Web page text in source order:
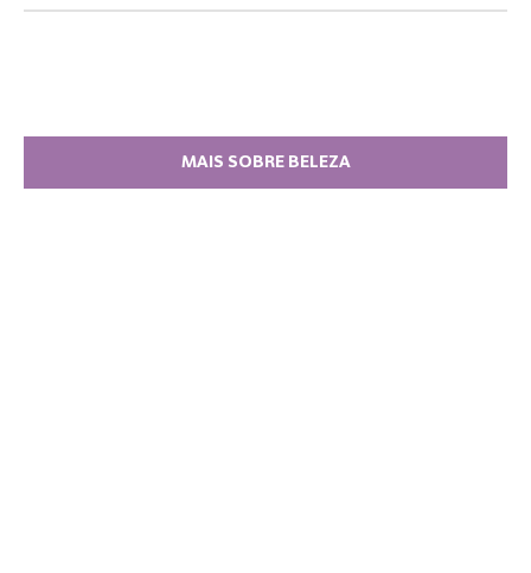
MAIS SOBRE BELEZA